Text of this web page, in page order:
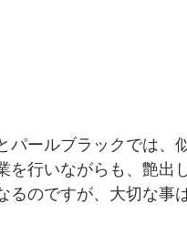
パールブラックでは
を行いながらも、艶
るのですが、大切な事